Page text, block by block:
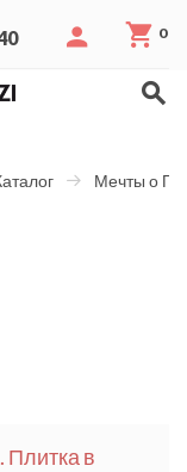
0
Мечты о
Плитка в